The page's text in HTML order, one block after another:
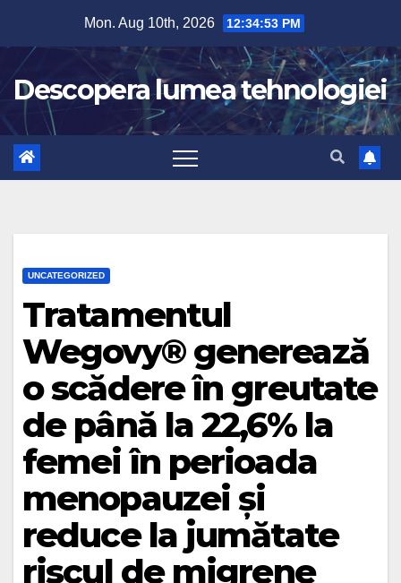
content
Mon. Aug 10th, 2026 12:34:54 PM
Descopera lumea tehnologiei
UNCATEGORIZED
Tratamentul
Wegovy® generează
o scădere în greutate
de până la 22,6% la
femei în perioada
menopauzei și
reduce la jumătate
riscul de migrene